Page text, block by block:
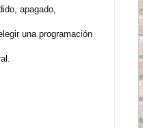
apagado,
una programación